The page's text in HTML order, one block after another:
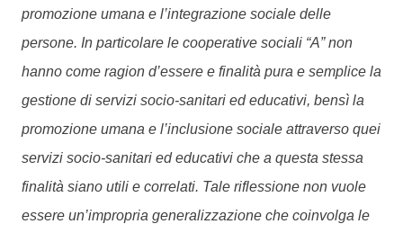
promozione umana e l’integrazione sociale delle
persone. In particolare le cooperative sociali “A” non
hanno come ragion d’essere e finalità pura e semplice la
gestione di servizi socio-sanitari ed educativi, bensì la
promozione umana e l’inclusione sociale attraverso quei
servizi socio-sanitari ed educativi che a questa stessa
finalità siano utili e correlati. Tale riflessione non vuole
essere un’impropria generalizzazione che coinvolga le